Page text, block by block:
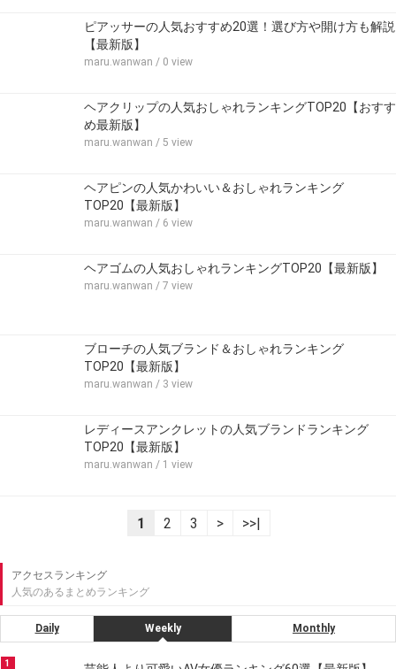
ピアッサーの人気おすすめ20選！選び方や開け方も解説
【最新版】
maru.wanwan / 0 view
ヘアクリップの人気おしゃれランキングTOP20【おすす
め最新版】
maru.wanwan / 5 view
ヘアピンの人気かわいい＆おしゃれランキング
TOP20【最新版】
maru.wanwan / 6 view
ヘアゴムの人気おしゃれランキングTOP20【最新版】
maru.wanwan / 7 view
ブローチの人気ブランド＆おしゃれランキング
TOP20【最新版】
maru.wanwan / 3 view
レディースアンクレットの人気ブランドランキング
TOP20【最新版】
maru.wanwan / 1 view
1 2 3 > >>|
アクセスランキング
人気のあるまとめランキング
Daily Weekly Monthly
1